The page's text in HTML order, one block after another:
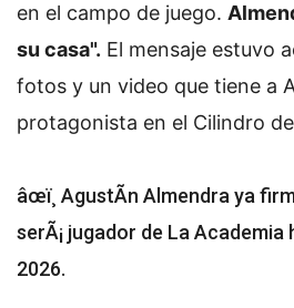
en el campo de juego.
su casa". El mensaje estuvo
fotos y un video que tiene a
protagonista en el Cilindro
âœï¸ AgustÃ­n Almendra ya
serÃ¡ jugador de La
2026.